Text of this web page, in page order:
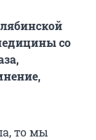
со
то мы